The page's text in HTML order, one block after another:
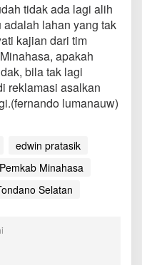
tidak ada lagi alih
lahan yang tak
kajian dari tim
apakah
bila tak lagi
reklamasi asalkan
lumanauw)
edwin pratasik
Pemkab Minahasa
Selatan